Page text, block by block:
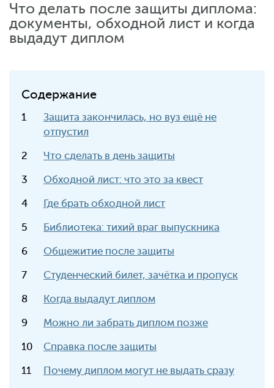
Что делать после защиты диплома:
документы, обходной лист и когда
выдадут диплом
Содержание
Защита закончилась, но вуз ещё не
отпустил
Что сделать в день защиты
Обходной лист: что это за квест
Где брать обходной лист
Библиотека: тихий враг выпускника
Общежитие после защиты
Студенческий билет, зачётка и пропуск
Когда выдадут диплом
Можно ли забрать диплом позже
Справка после защиты
Почему диплом могут не выдать сразу